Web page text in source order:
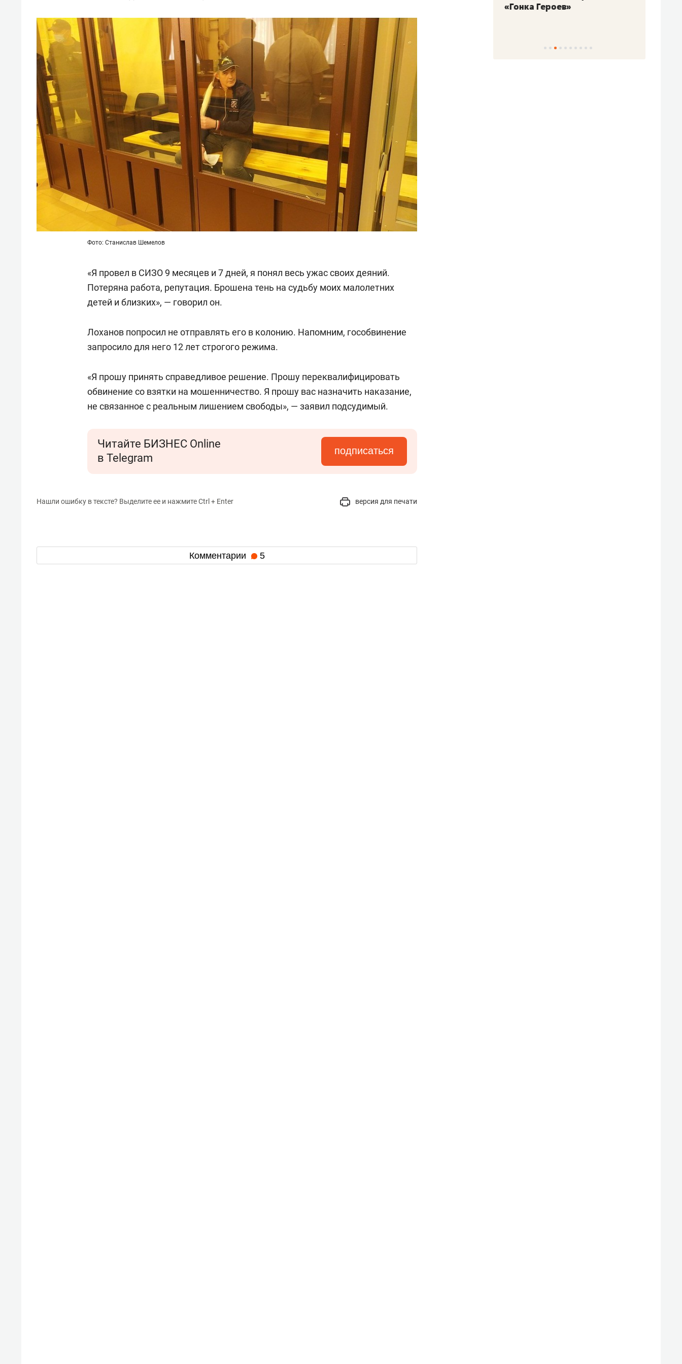
Фото: Станислав Шемелов
«Я провел в СИЗО 9 месяцев и 7 дней, я понял весь ужас своих деяний.
Потеряна работа, репутация. Брошена тень на судьбу моих малолетних
детей и близких», — говорил он.
Лоханов попросил не отправлять его в колонию. Напомним, гособвинение
запросило для него 12 лет строгого режима.
«Я прошу принять справедливое решение. Прошу переквалифицировать
обвинение со взятки на мошенничество. Я прошу вас назначить наказание,
не связанное с реальным лишением свободы», — заявил подсудимый.
Читайте БИЗНЕС Online
в Telegram
подписаться
Нашли ошибку в тексте? Выделите ее и нажмите Ctrl + Enter версия для печати
Комментарии 5
антихрупких команд
«Гонка Героев»